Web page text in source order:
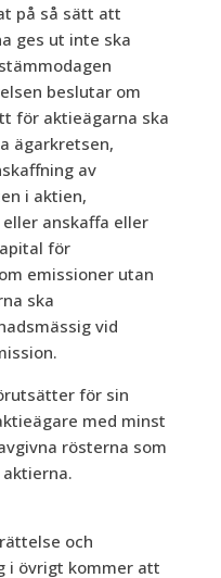
på så sätt att
ges ut inte ska
beslutar om
för aktieägarna ska
ägarkretsen,
av
i aktien,
anskaffa eller
för
emissioner utan
ska
vid
för sin
med minst
rösterna som
och
i övrigt kommer att